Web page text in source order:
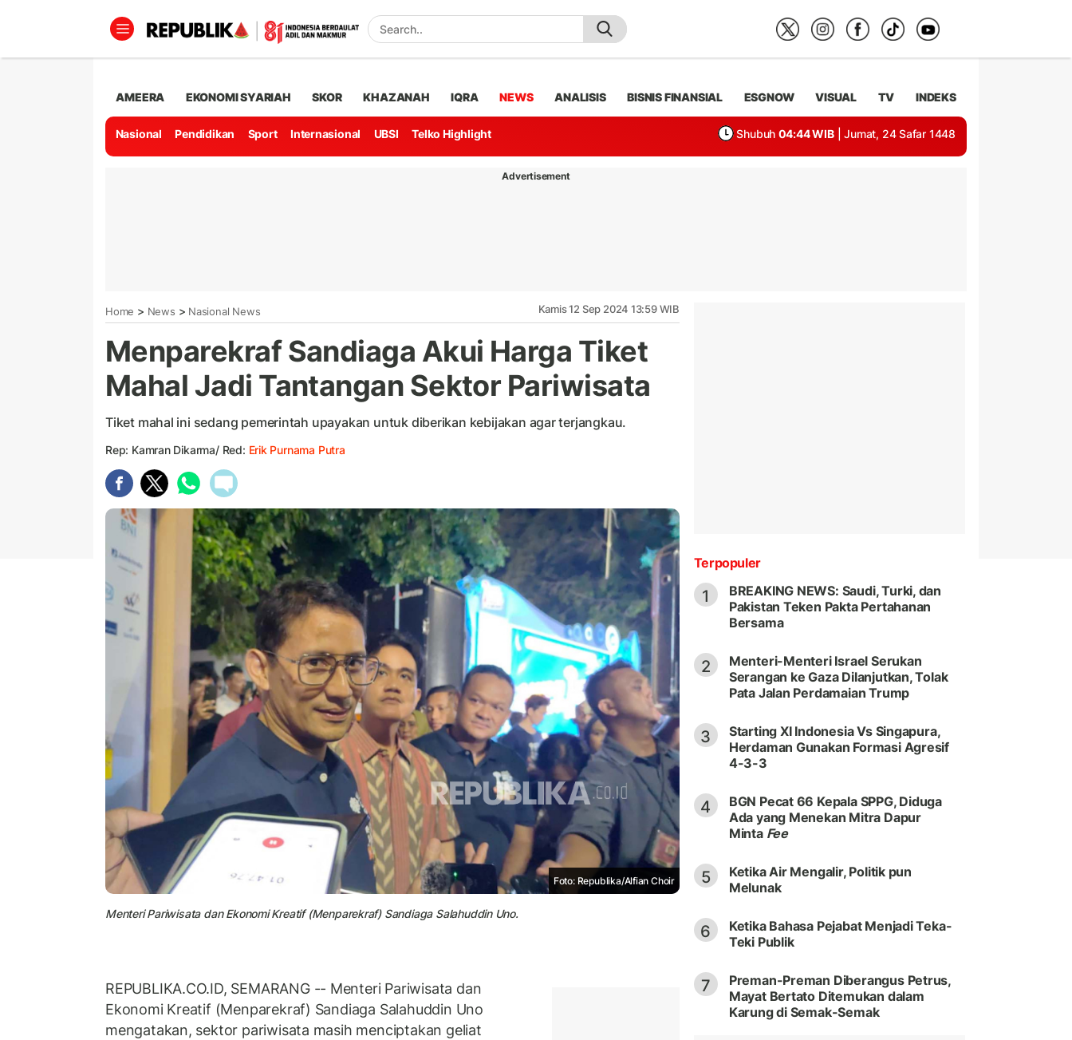
AMEERA EKONOMI SYARIAH SKOR KHAZANAH IQRA NEWS ANALISIS BISNIS FINANSIAL ESGNOW VISUAL TV INDEKS
Nasional Pendidikan Sport Internasional UBSI Telko Highlight Shubuh 04:44 WIB | Jumat, 24 Safar 1448
Advertisement
Home > News > Nasional News Kamis 12 Sep 2024 13:59 WIB
Menparekraf Sandiaga Akui Harga Tiket
Mahal Jadi Tantangan Sektor Pariwisata
Tiket mahal ini sedang pemerintah upayakan untuk diberikan kebijakan agar terjangkau.
Rep: Kamran Dikarma/ Red: Erik Purnama Putra
Foto: Republika/Alfian Choir
Menteri Pariwisata dan Ekonomi Kreatif (Menparekraf) Sandiaga Salahuddin Uno.
REPUBLIKA.CO.ID, SEMARANG -- Menteri Pariwisata dan
Ekonomi Kreatif (Menparekraf) Sandiaga Salahuddin Uno
mengatakan, sektor pariwisata masih menciptakan geliat
Terpopuler
1
BREAKING NEWS: Saudi, Turki, dan
Pakistan Teken Pakta Pertahanan
Bersama
2
Menteri-Menteri Israel Serukan
Serangan ke Gaza Dilanjutkan, Tolak
Pata Jalan Perdamaian Trump
3
Starting XI Indonesia Vs Singapura,
Herdaman Gunakan Formasi Agresif
4-3-3
4
BGN Pecat 66 Kepala SPPG, Diduga
Ada yang Menekan Mitra Dapur
Minta Fee
5
Ketika Air Mengalir, Politik pun
Melunak
6
Ketika Bahasa Pejabat Menjadi Teka-
Teki Publik
7
Preman-Preman Diberangus Petrus,
Mayat Bertato Ditemukan dalam
Karung di Semak-Semak